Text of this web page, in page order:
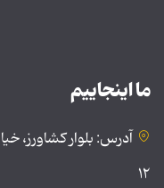
ما اینجاییم
آدرس: بلوار کشاورز،
۱۲